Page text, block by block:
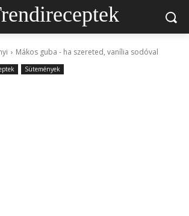
Mákos guba - ha szereted, vanília sodóval
Sütemények